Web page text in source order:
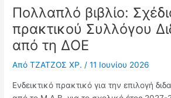
Πολλαπλό βιβλίο:
πρακτικού Συλλόγου
από τη ΔΟΕ
ΑπόΤΖΑΤΖΟΣ ΧΡ./11 Ιουνίου 2026
Ενδεικτικό πρακτικό για την επιλογή